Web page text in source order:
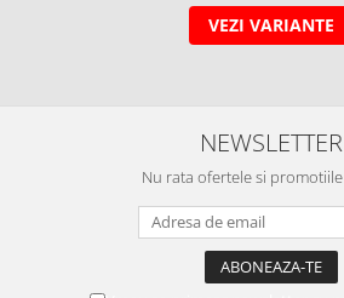
VEZI VARIANTE
NEWSLETTER
Nu rata ofertele si